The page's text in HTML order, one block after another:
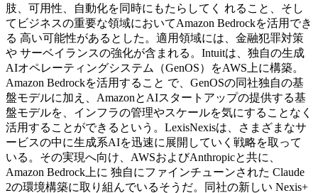
肢、可用性、自動化を同時にもたらしてく れること、そし
てビジネスの重要な領域においてAmazon Bedrockを活用でき
る 高い可能性があるとした。適用領域には、金融犯罪対策
や サーベイランスの強化が含まれる。Intuitは、独自の生成
AIオペレーティングシステム（GenOS）をAWS上に構築。
Amazon Bedrockを活用すること で、GenOSの同社独自の基
盤モデルに加え、AmazonとAIスタートアップの提供する基
盤モデルを、インフラの管理やスケールを気にすることなく
活用することができるという。LexisNexisは、さまざまなサ
ービスの中に生成系AIを迅速に展開していく戦略を取って
いる。その実現へ向け、AWSおよびAnthropicと共に、
Amazon Bedrock上に 独自にファインチューンされた Claude
2の環境構築に取り組んでいるそうだ。同社の新しい Nexis+